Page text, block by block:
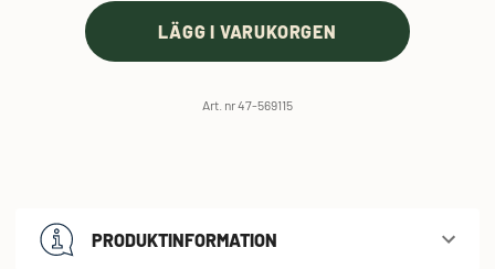
LÄGG I VARUKORGEN
Art. nr 47-569115
PRODUKTINFORMATION